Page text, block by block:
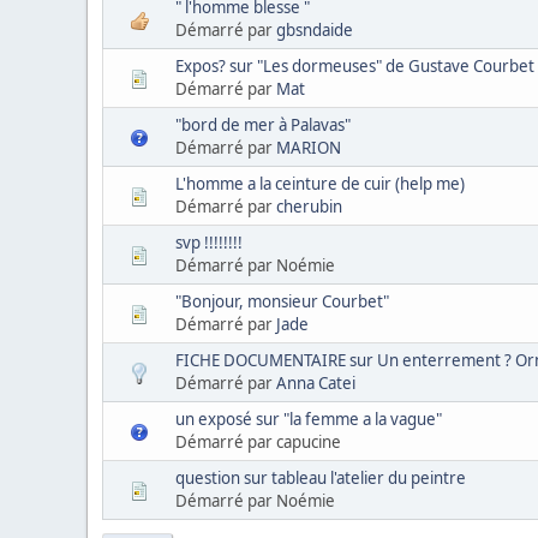
" l'homme blesse "
Démarré pargbsndaide
Expos? sur "Les dormeuses" de Gustave Courbet
Démarré par Mat
"bord de mer à Palavas"
Démarré par MARION
L'homme a la ceinture de cuir (help me)
Démarré parcherubin
svp !!!!!!!!
Démarré par Noémie
"Bonjour, monsieur Courbet"
Démarré par Jade
FICHE DOCUMENTAIRE sur Un enterrement ?
Démarré parAnna Catei
un exposé sur "la femme a la vague"
Démarré par capucine
question sur tableau l'atelier du peintre
Démarré par Noémie